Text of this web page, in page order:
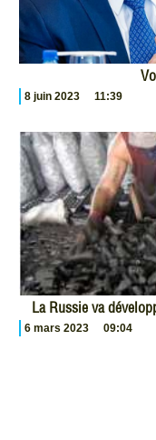
8 juin 2023 11:39
La Russie va
6 mars 2023 09:04